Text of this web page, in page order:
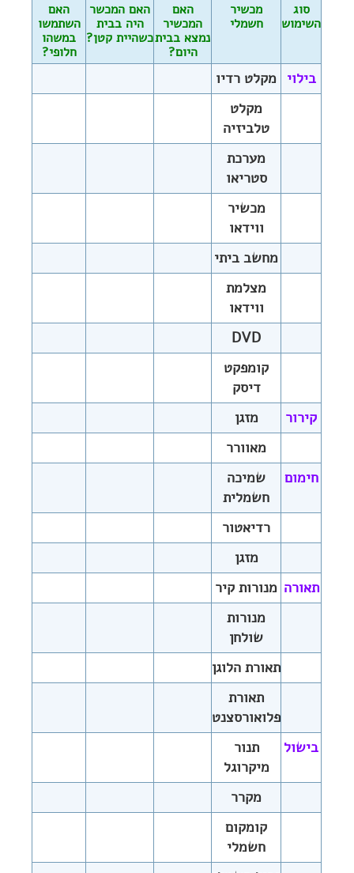
סוג
השימוש
מכשיר
חשמלי
האם
המכשיר
נמצא בבית
היום?
האם המכשר
היה בבית
כשהיית קטן?
האם
השתמשו
במשהו
חלופי?
בילוי מקלט רדיו
מקלט
טלביזיה
מערכת
סטריאו
מכשיר
ווידאו
מחשב ביתי
מצלמת
ווידאו
DVD
קומפקט
דיסק
קירור
מזגן
מאוורר
חימום
שמיכה
חשמלית
רדיאטור
מזגן
תאורה מנורות קיר
מנורות
שולחן
תאורת הלוגן
תאורת
פלואורסצנט
בישול
תנור
מיקרוגל
מקרר
קומקום
חשמלי